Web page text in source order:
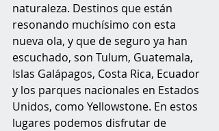
naturaleza. Destinos que están
resonando muchísimo con esta
nueva ola, y que de seguro ya han
escuchado, son Tulum, Guatemala,
Islas Galápagos, Costa Rica, Ecuador
y los parques nacionales en Estados
Unidos, como Yellowstone. En estos
lugares podemos disfrutar de